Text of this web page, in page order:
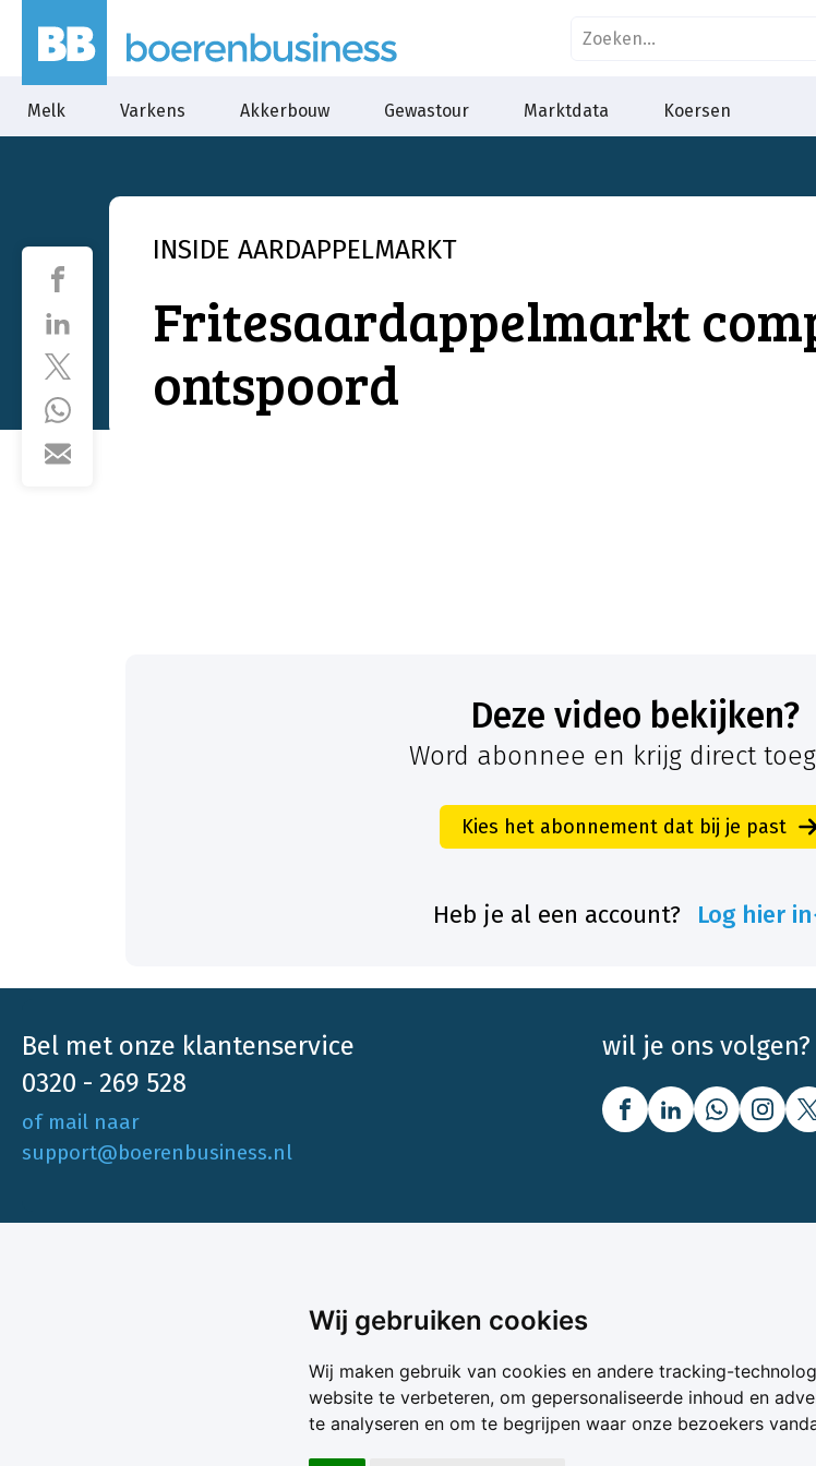
Wij gebruiken cookies
Wij maken gebruik van cookies en andere tracking-
website te verbeteren, om gepersonaliseerde inhoud en
te analyseren en om te begrijpen waar onze bezoekers
Melk Varkens Akkerbouw Gewastour Marktdata Koersen
INSIDE AARDAPPELMARKT
Fritesaardappelmarkt
ontspoord
Deze video bekijken?
Word abonnee en krijg direct
Kies het abonnement dat bij je past
Heb je al een account? Log hier in
Bel met onze klantenservice
0320 - 269 528
of mail naar
support@boerenbusiness.nl
wil je ons volgen?
Boerenbusiness is je partner op het gebied
van onafhankelijke en betrouwbare
marktinformatie en -data. Elke dag opnieuw
Ons aanbod
Melk & Voer
Melkprijsvergelijker
Varkens & Voer
Mijn